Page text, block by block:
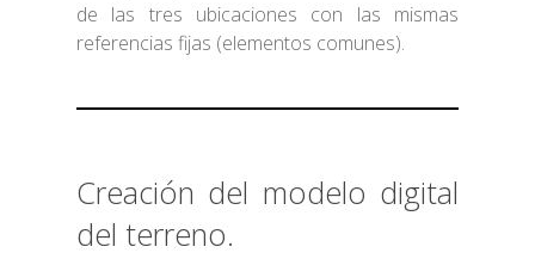
de las tres ubicaciones con las mismas
referencias fijas (elementos comunes).
Creación del modelo digital
del terreno.